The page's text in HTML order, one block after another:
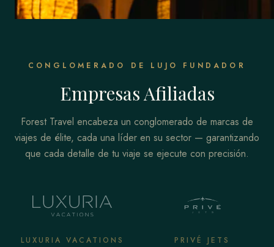
CONGLOMERADO DE LUJO FUNDADOR
Empresas Afiliadas
Forest Travel encabeza un conglomerado de marcas de
viajes de élite, cada una líder en su sector — garantizando
que cada detalle de tu viaje se ejecute con precisión.
LUXURIA VACATIONS PRIVÉ JETS